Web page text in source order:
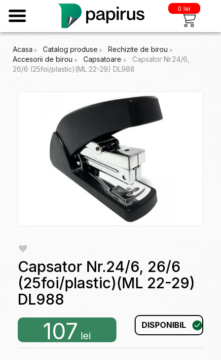
0 lei
Acasa Catalog produse
Rechizite de birou
Accesorii de birou
Capsatoare
Capsator Nr.24/6,
26/6 (25foi/plastic)(ML 22-29) DL988
Capsator Nr.24/6, 26/6
(25foi/plastic)(ML 22-29)
DL988
107 lei
DISPONIBIL